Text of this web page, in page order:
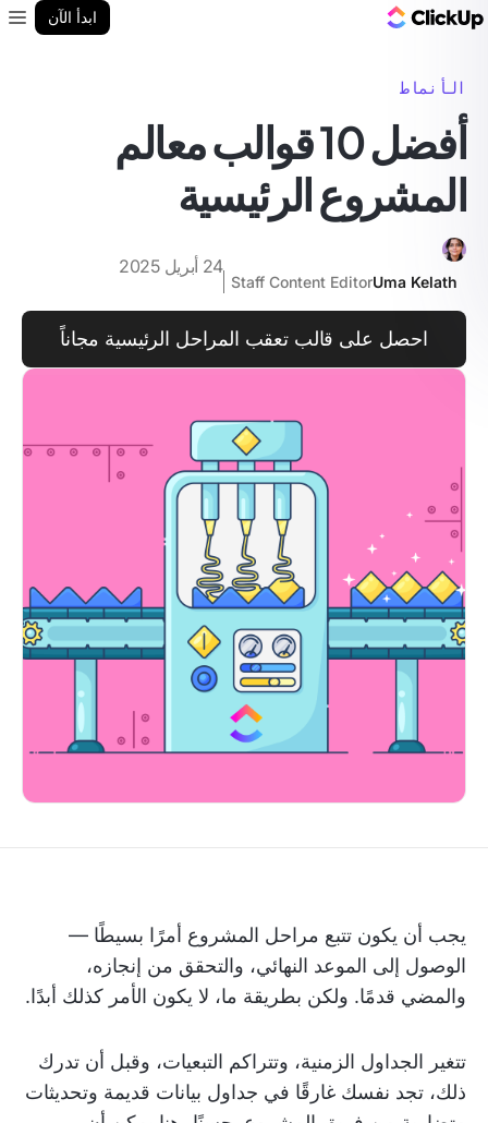
ابدأ الآن
الأنماط
أفضل 10 قوالب معالم
المشروع الرئيسية
Uma Kelath
Staff Content Editor
24 أبريل 2025
احصل على قالب تعقب المراحل الرئيسية مجاناً
يجب أن يكون تتبع مراحل المشروع أمرًا بسيطًا —
الوصول إلى الموعد النهائي، والتحقق من إنجازه،
والمضي قدمًا. ولكن بطريقة ما، لا يكون الأمر كذلك أبدًا.
تتغير الجداول الزمنية، وتتراكم التبعيات، وقبل أن تدرك
ذلك، تجد نفسك غارقًا في جداول بيانات قديمة وتحديثات